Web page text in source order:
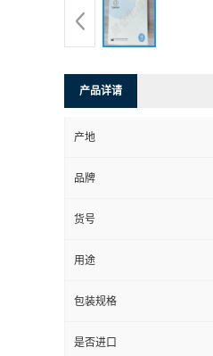
产品详请
产地
品牌
货号
用途
包装规格
是否进口